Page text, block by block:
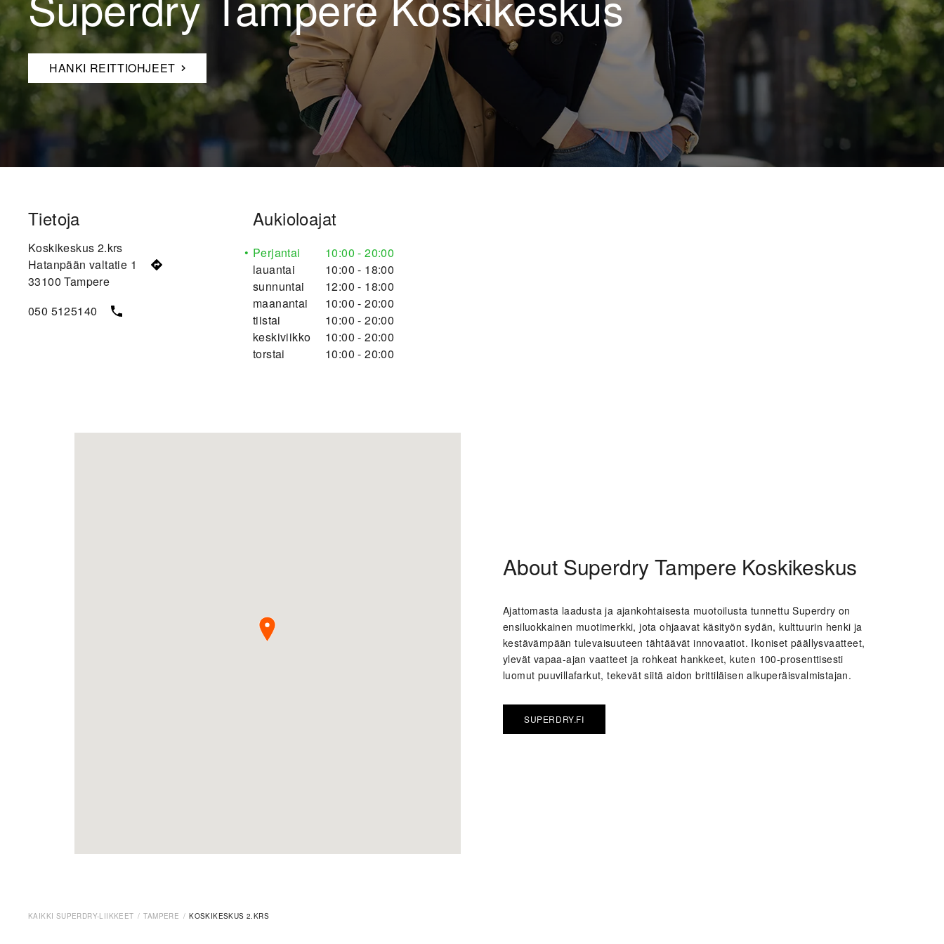
HANKI REITTIOHJEET
Tietoja
Koskikeskus 2.krs
Hatanpään valtatie 1
33100 Tampere
050 5125140
Aukioloajat
Perjantai 10:00 -20:00
lauantai
10:00 - 18:00
sunnuntai
12:00 - 18:00
maanantai
10:00 -20:00
tiistai
10:00 -20:00
keskiviikko
10:00 -20:00
torstai
10:00 -20:00
About Superdry Tampere Koskikeskus
Ajattomasta laadusta ja ajankohtaisesta muotoilusta tunnettu Superdry on
ensiluokkainen muotimerkki, jota ohjaavat käsityön sydän, kulttuurin henki ja
kestävämpään tulevaisuuteen tähtäävät innovaatiot. Ikoniset päällysvaatteet,
ylevät vapaa-ajan vaatteet ja rohkeat hankkeet, kuten 100-prosenttisesti
luomut puuvillafarkut, tekevät siitä aidon brittiläisen alkuperäisvalmistajan.
SUPERDRY.FI
KAIKKI SUPERDRY-LIIKKEET TAMPERE KOSKIKESKUS 2.KRS